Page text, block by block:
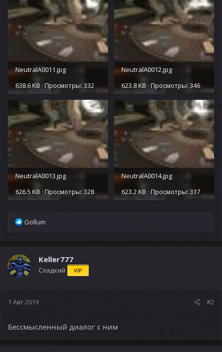
NeutralA0011.jpg
638.6 KB · Просмотры: 332
NeutralA0012.jpg
623.8 KB · Просмотры: 346
NeutralA0013.jpg
626.5 KB · Просмотры: 328
NeutralA0014.jpg
623.2 KB · Просмотры: 337
Р
а
ц
и
и
Gollum
Keller777
Сладкий VIP
1 Авг 2019 #2
Бессмысленный диалог с ним